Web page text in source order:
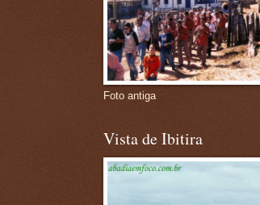
Foto antiga
Vista de Ibitira